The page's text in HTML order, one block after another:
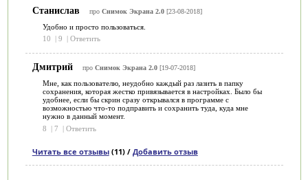
Станислав про Снимок Экрана 2.0[23-08-2018]
Удобно и просто пользоваться.
10
9 Ответить
Дмитрий про Снимок Экрана 2.0[19-07-2018]
Мне, как пользователю, неудобно каждый раз лазить в папку
сохранения, которая жестко привязывается в настройках. Было бы
удобнее, если бы скрин сразу открывался в программе с
возможностью что-то подправить и сохранить туда, куда мне
нужно в данный момент.
8
| 7 | Ответить
Читать все отзывы(11) / Добавить отзыв